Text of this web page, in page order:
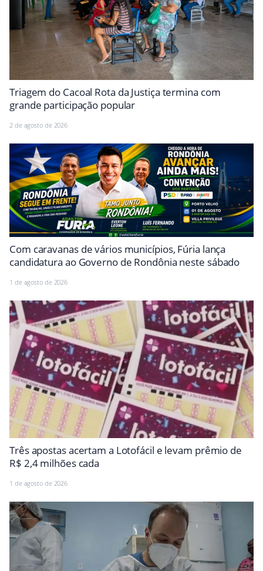
Triagem do Cacoal Rota da Justiça termina com
grande participação popular
2 de agosto de 2026
Com caravanas de vários municípios, Fúria lança
candidatura ao Governo de Rondônia neste sábado
1 de agosto de 2026
Três apostas acertam a Lotofácil e levam prêmio de
R$ 2,4 milhões cada
1 de agosto de 2026